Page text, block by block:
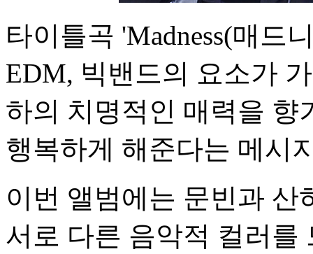
타이틀곡 'Madness(매드
EDM, 빅밴드의 요소가
하의 치명적인 매력을 향
행복하게 해준다는 메시
이번 앨범에는 문빈과 산
서로 다른 음악적 컬러를